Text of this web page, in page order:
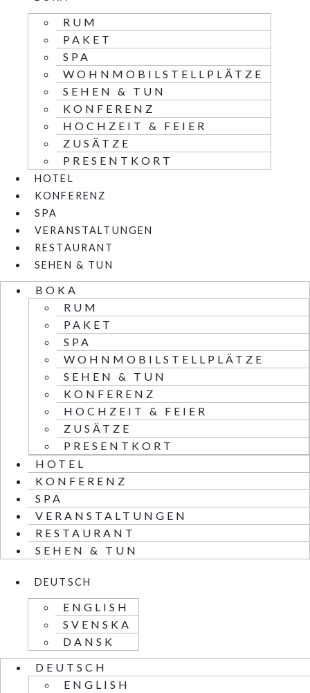
RUM
PAKET
SPA
WOHNMOBILSTELLPLÄTZE
SEHEN & TUN
KONFERENZ
HOCHZEIT & FEIER
ZUSÄTZE
PRESENTKORT
HOTEL
KONFERENZ
SPA
VERANSTALTUNGEN
RESTAURANT
SEHEN & TUN
BOKA
RUM
PAKET
SPA
WOHNMOBILSTELLPLÄTZE
SEHEN & TUN
KONFERENZ
HOCHZEIT & FEIER
ZUSÄTZE
PRESENTKORT
HOTEL
KONFERENZ
SPA
VERANSTALTUNGEN
RESTAURANT
SEHEN & TUN
DEUTSCH
ENGLISH
SVENSKA
DANSK
DEUTSCH
ENGLISH